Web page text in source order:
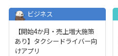
ビジネス
【開始4か月・売上増大施策
あり】タクシードライバー向
けアプリ